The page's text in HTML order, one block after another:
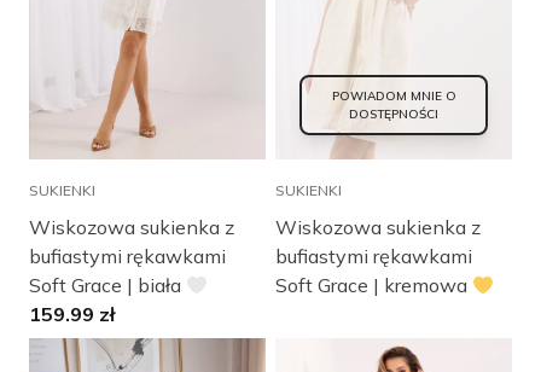
SUKIENKI
Wiskozowa sukienka z
bufiastymi rękawkami
Soft Grace | biała
159.99 zł
POWIADOM MNIE O
DOSTĘPNOŚCI
SUKIENKI
Wiskozowa sukienka z
bufiastymi rękawkami
Soft Grace | kremowa